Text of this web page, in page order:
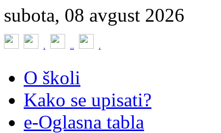
subota, 08 avgust 2026
. .. .
O školi
Kako se upisati?
e-Oglasna tabla